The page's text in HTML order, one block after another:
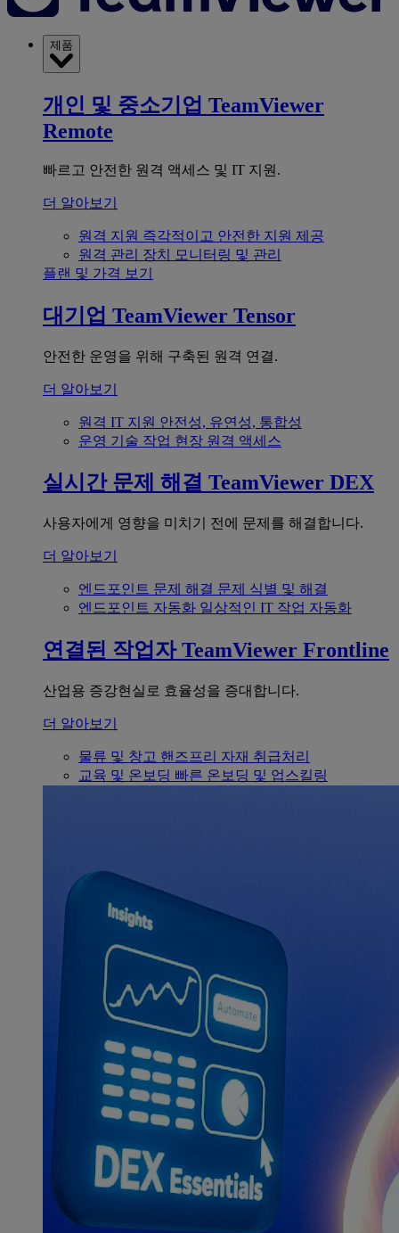
제품
개인 및 중소기업 TeamViewer
Remote
빠르고 안전한 원격 액세스 및 IT 지원.
더 알아보기
원격 지원 즉각적이고 안전한 지원 제공
원격 관리 장치 모니터링 및 관리
플랜 및 가격 보기
대기업 TeamViewer Tensor
안전한 운영을 위해 구축된 원격 연결.
더 알아보기
원격 IT 지원 안전성, 유연성, 통합성
운영 기술 작업 현장 원격 액세스
실시간 문제 해결 TeamViewer DEX
사용자에게 영향을 미치기 전에 문제를 해결합니다.
더 알아보기
엔드포인트 문제 해결 문제 식별 및 해결
엔드포인트 자동화 일상적인 IT 작업 자동화
연결된 작업자 TeamViewer Frontline
산업용 증강현실로 효율성을 증대합니다.
더 알아보기
물류 및 창고 핸즈프리 자재 취급처리
교육 및 온보딩 빠른 온보딩 및 업스킬링